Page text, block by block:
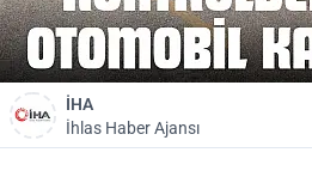
İHA
İhlas Haber Ajansı